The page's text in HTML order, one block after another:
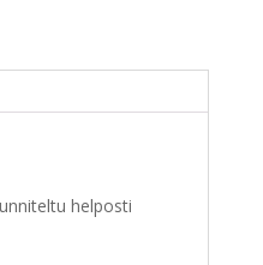
helposti